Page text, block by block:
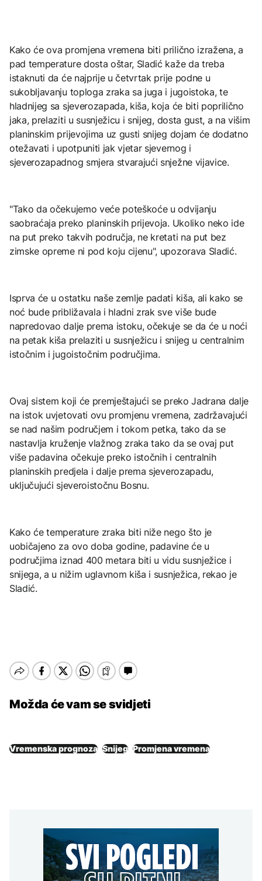
Kako će ova promjena vremena biti prilično izražena, a
pad temperature dosta oštar, Sladić kaže da treba
istaknuti da će najprije u četvrtak prije podne u
sukobljavanju toploga zraka sa juga i jugoistoka, te
hladnijeg sa sjeverozapada, kiša, koja će biti poprilično
jaka, prelaziti u susnježicu i snijeg, dosta gust, a na višim
planinskim prijevojima uz gusti snijeg dojam će dodatno
otežavati i upotpuniti jak vjetar sjevernog i
sjeverozapadnog smjera stvarajući snježne vijavice.
"Tako da očekujemo veće poteškoće u odvijanju
saobraćaja preko planinskih prijevoja. Ukoliko neko ide
na put preko takvih područja, ne kretati na put bez
zimske opreme ni pod koju cijenu", upozorava Sladić.
Isprva će u ostatku naše zemlje padati kiša, ali kako se
noć bude približavala i hladni zrak sve više bude
napredovao dalje prema istoku, očekuje se da će u noći
na petak kiša prelaziti u susnježicu i snijeg u centralnim
istočnim i jugoistočnim područjima.
Ovaj sistem koji će premještajući se preko Jadrana dalje
na istok uvjetovati ovu promjenu vremena, zadržavajući
se nad našim područjem i tokom petka, tako da se
nastavlja kruženje vlažnog zraka tako da se ovaj put
više padavina očekuje preko istočnih i centralnih
planinskih predjela i dalje prema sjeverozapadu,
uključujući sjeveroistočnu Bosnu.
Kako će temperature zraka biti niže nego što je
uobičajeno za ovo doba godine, padavine će u
područjima iznad 400 metara biti u vidu susnježice i
snijega, a u nižim uglavnom kiša i susnježica, rekao je
Sladić.
Možda će vam se svidjeti
Vremenska prognoza Snijeg Promjena vremena